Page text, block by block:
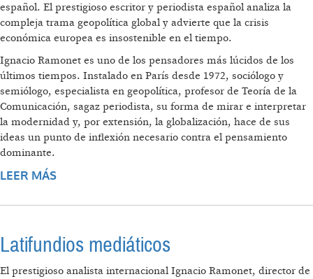
español. El prestigioso escritor y periodista español analiza la
compleja trama geopolítica global y advierte que la crisis
económica europea es insostenible en el tiempo.
Ignacio Ramonet es uno de los pensadores más lúcidos de los
últimos tiempos. Instalado en París desde 1972, sociólogo y
semiólogo, especialista en geopolítica, profesor de Teoría de la
Comunicación, sagaz periodista, su forma de mirar e interpretar
la modernidad y, por extensión, la globalización, hace de sus
ideas un punto de inflexión necesario contra el pensamiento
dominante.
LEER MÁS
Latifundios mediáticos
El prestigioso analista internacional Ignacio Ramonet, director de